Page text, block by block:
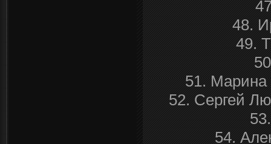
48.
49.
51. Марина
52. Сергей
54.